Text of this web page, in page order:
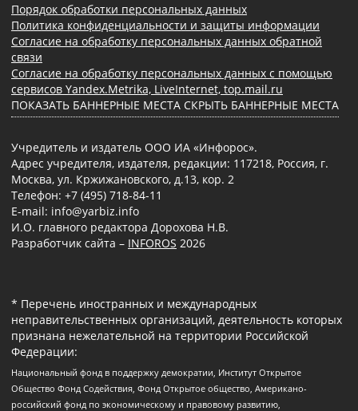
Порядок обработки персональных данных
Политика конфиденциальности и защиты информации
Согласие на обработку персональных данных обратной
связи
Согласие на обработку персональных данных с помощью
сервисов Yandex.Metrika, LiveInternet, top.mail.ru
ПОКАЗАТЬ БАННЕРНЫЕ МЕСТА СКРЫТЬ БАННЕРНЫЕ МЕСТА
Учредитель и издатель ООО ИА «Инфорос».
Адрес учредителя, издателя, редакции: 117218, Россия, г.
Москва, ул. Кржижановского, д.13, кор. 2
Телефон: +7 (495) 718-84-11
E-mail: info@yarbiz.info
И.О. главного редактора Дорохова Н.В.
Разработчик сайта – INFOROS 2026
* Перечень иностранных и международных
неправительственных организаций, деятельность которых
признана нежелательной на территории Российской
Федерации:
Национальный фонд в поддержку демократии, Институт Открытое
Общество Фонд Содействия, Фонд Открытое общество, Американо-
российский фонд по экономическому и правовому развитию,